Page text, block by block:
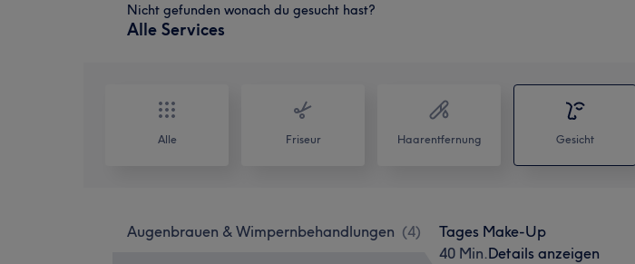
Nicht gefunden wonach du gesucht hast?
Alle Services
Alle Friseur Haarentfernung Gesicht
Augenbrauen & Wimpernbehandlungen (4)
Tages Make-Up
40 Min.Details anzeigen